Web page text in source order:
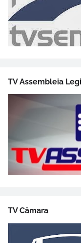
TV Assembleia
TV Câmara